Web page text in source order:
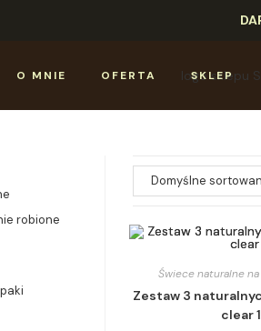
O MNIE OFERTA SKLEP
Świece naturalne
Zestaw 3
clear
robione